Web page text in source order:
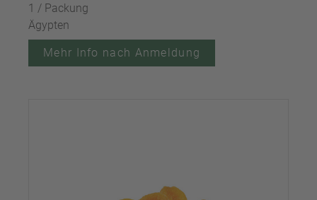
1 / Packung
Ägypten
Mehr Info nach Anmeldung